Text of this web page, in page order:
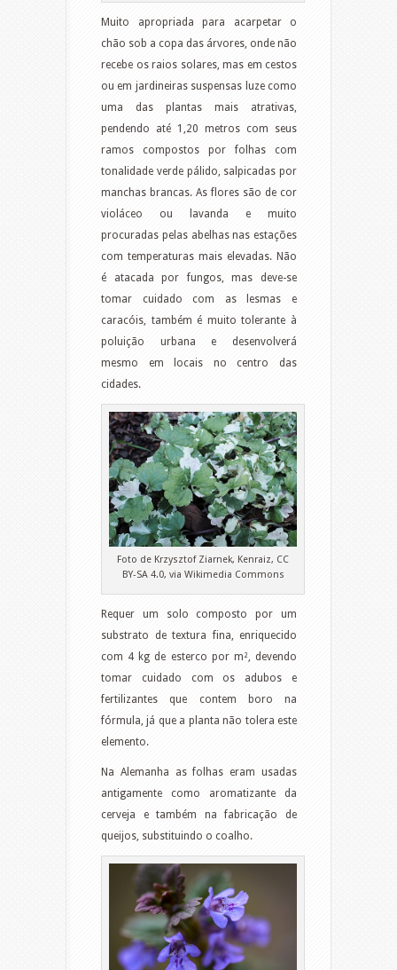
Muito apropriada para acarpetar o
chão sob a copa das árvores, onde não
recebe os raios solares, mas em cestos
ou em jardineiras suspensas luze como
uma das plantas mais atrativas,
pendendo até 1,20 metros com seus
ramos compostos por folhas com
tonalidade verde pálido, salpicadas por
manchas brancas. As flores são de cor
violáceo ou lavanda e muito
procuradas pelas abelhas nas estações
com temperaturas mais elevadas. Não
é atacada por fungos, mas deve-se
tomar cuidado com as lesmas e
caracóis, também é muito tolerante à
poluição urbana e desenvolverá
mesmo em locais no centro das
cidades.
Foto de Krzysztof Ziarnek, Kenraiz, CC
BY-SA 4.0, via Wikimedia Commons
Requer um solo composto por um
substrato de textura fina, enriquecido
com 4 kg de esterco por m², devendo
tomar cuidado com os adubos e
fertilizantes que contem boro na
fórmula, já que a planta não tolera este
elemento.
Na Alemanha as folhas eram usadas
antigamente como aromatizante da
cerveja e também na fabricação de
queijos, substituindo o coalho.